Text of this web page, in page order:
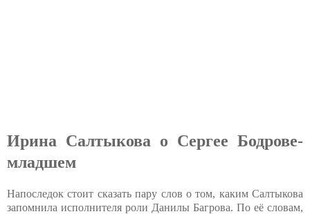
Ирина Салтыкова о Сергее Бодрове-
младшем
Напоследок стоит сказать пару слов о том, каким Салтыкова
запомнила исполнителя роли Данилы Багрова. По её словам,